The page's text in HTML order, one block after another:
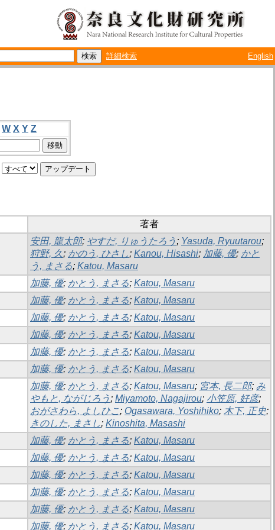
詳細検索 English
W X Y Z
著者
安田, 龍太郎; やすだ, りゅうたろう ; Yasuda, Ryuutarou;
狩野, 久; かのう, ひさし; Kanou, Hisashi; 加藤, 優; かと
う, まさる; Katou, Masaru
加藤, 優; かとう, まさる; Katou, Masaru
加藤, 優; かとう, まさる; Katou, Masaru
加藤, 優; かとう, まさる; Katou, Masaru
加藤, 優; かとう, まさる; Katou, Masaru
加藤, 優; かとう, まさる; Katou, Masaru
加藤, 優; かとう, まさる; Katou, Masaru
加藤, 優; かとう, まさる; Katou, Masaru; 宮本, 長二郎; み
やもと, ながじろう ; Miyamoto, Nagajirou; 小笠原, 好彦;
おがさわら, よしひこ; Ogasawara, Yoshihiko; 木下, 正史;
きのした, まさし; Kinoshita, Masashi
加藤, 優; かとう, まさる; Katou, Masaru
加藤, 優; かとう, まさる; Katou, Masaru
加藤, 優; かとう, まさる; Katou, Masaru
加藤, 優; かとう, まさる; Katou, Masaru
加藤, 優; かとう, まさる; Katou, Masaru
加藤, 優; かとう, まさる; Katou, Masaru